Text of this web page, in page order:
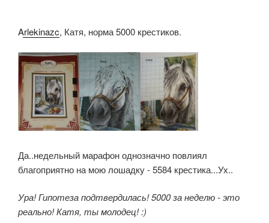
Arlekinazc, Катя, норма 5000 крестиков.
Да..недельный марафон однозначно повлиял
благоприятно на мою лошадку - 5584 крестика...Ух..
Ура! Гипотеза подтвердилась! 5000 за неделю - это
реально! Катя, ты молодец! :)